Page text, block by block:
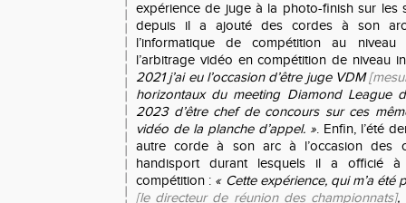
expérience de juge à la photo-finish sur les
depuis il a ajouté des cordes à son
l’informatique de compétition au
l’arbitrage vidéo en compétition de niveau
2021 j’ai eu l’occasion d’être juge VDM
horizontaux du meeting Diamond League
2023 d’être chef de concours sur ces
vidéo de la planche d’appel. ». Enfin, l’été
autre corde à son arc à l’occasion des
handisport durant lesquels il a officié
compétition : « Cette expérience, qui m’a
[le directeur de réunion des championnats],